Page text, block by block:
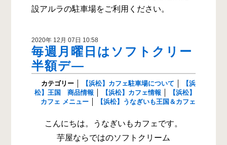
設アルラの駐車場をご利用ください。
2020年 12月 07日 10:58
毎週月曜日はソフトクリー
半額デ―
カテゴリー 【浜松】カフェ駐車場について
【浜
松】王国 商品情報
【浜松】カフェ情報
【浜松】
カフェ メニュー
【浜松】うなぎいも王国＆カフェ
こんにちは。うなぎいもカフェです。
芋屋ならではのソフトクリーム